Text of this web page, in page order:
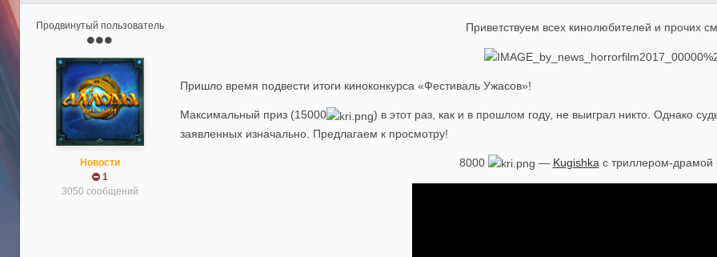
Продвинутый пользователь
Новости
1
3050 сообщений
Приветствуем всех кинолюбителей и прочих
Пришло время подвести итоги киноконкурса «Фестиваль Ужасов»!
Максимальный приз (15000
) в этот раз, как и в прошлом году, не выиграл никто. Однако
заявленных изначально. Предлагаем к просмотру!
8000 — Kugishka c триллером-драмой